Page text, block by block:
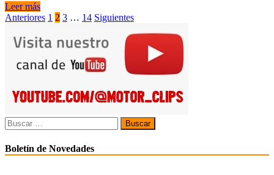
Ferrari
tiene
receta
del
éxito…
propia
casa
Leer más
Paginación
de
entradas
Anteriores 1 2 3 … 14 Siguientes
Buscar:
Boletín de Novedades